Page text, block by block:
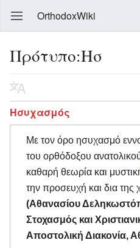
OrthodoxWiki
Πρότυπο:Ησ
Ησυχασμός
Με τον όρο ησυχασμό
του ορθόδοξου
καθαρή θεωρία και
την προσευχή και δια της
(Αθανασίου
Στοχασμός και
Αποστολική Διακονία,